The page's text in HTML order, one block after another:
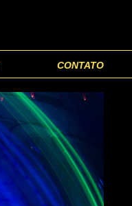
CONTATO